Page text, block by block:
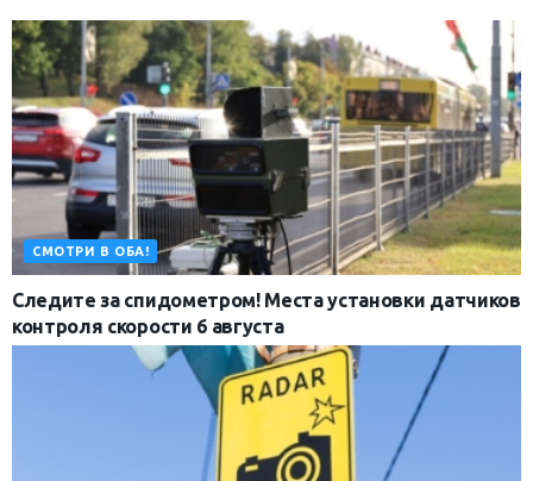
СМОТРИ В ОБА!
Следите за спидометром! Места установки датчиков
контроля скорости 6 августа